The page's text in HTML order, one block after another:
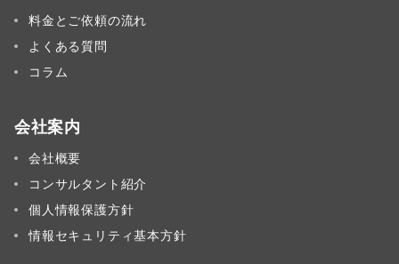
料金とご依頼の流れ
よくある質問
コラム
会社案内
会社概要
コンサルタント紹介
個人情報保護方針
情報セキュリティ基本方針